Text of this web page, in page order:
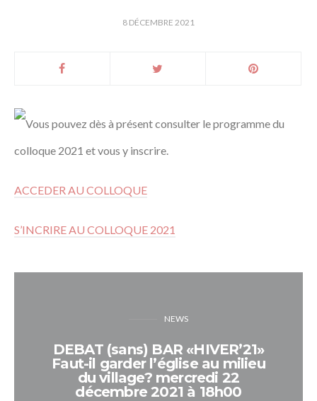
8 DÉCEMBRE 2021
Vous pouvez dès à présent consulter le programme du
colloque 2021 et vous y inscrire.
ACCEDER AU COLLOQUE
S’INCRIRE AU COLLOQUE 2021
NEWS
DEBAT (sans) BAR «HIVER’21»
Faut-il garder l’église au milieu
du village? mercredi 22
décembre 2021 à 18h00